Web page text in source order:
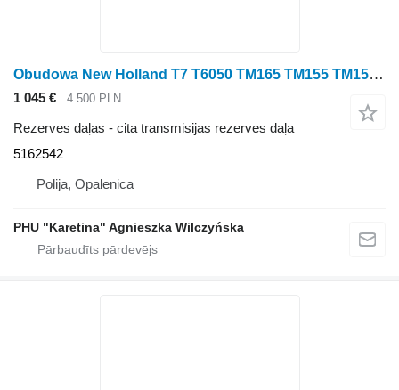
Obudowa New Holland T7 T6050 TM165 TM155 TM150 TM140 TM145 TM180 Obudowa 5162542 paredzēts New Holland T7 T6050 TM165 TM155 TM150 TM140 TM145 TM180 riteņtraktora
1 045 € 4 500 PLN
Rezerves daļas - cita transmisijas rezerves daļa
5162542
Polija, Opalenica
PHU "Karetina" Agnieszka Wilczyńska